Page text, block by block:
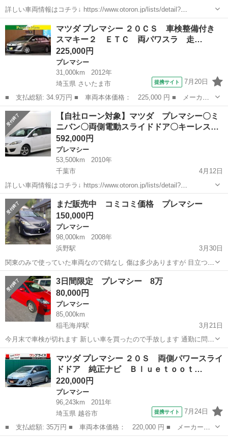
詳しい車両情報はコチラ↓ https://www.otoron.jp/lists/detail?
carno=043482 ※売約済みの場合表示されません ※記載の金額は現金
一括払いの金額です 信用機関を通さな...
千葉 千葉市 プレマシー
マツダ プレマシー ２０ＣＳ 車検整備付き
スマキー２ ＥＴＣ 両パワスラ 走…
225,000円
プレマシー
31,000km
2012年
埼玉県 さいたま市
提携サイト 7月20日
■ 支払総額: 34.9万円 ■ 車両本体価格： 225,000 円 ■ メーカー
名： マツダ ■ 車種名： プレマシー ■ グレード名： ２０Ｃ
Ｓ 車検整備付き スマキー２ ＥＴＣ 両パワスラ 走行３１００
０キロ タイチ...
埼玉 さいたま市 プレマシー
【自社ローン対象】マツダ プレマシー〇ミ
ニバン〇両側電動スライドドア〇キーレス…
592,000円
プレマシー
53,500km
2010年
千葉市
4月12日
詳しい車両情報はコチラ↓ https://www.otoron.jp/lists/detail?
carno=044067 ※売約済みの場合表示されません ※記載の金額は現金
一括払いの金額です 信用機関を通さな...
千葉 千葉市 プレマシー
まだ販売中 コミコミ価格 プレマシー
150,000円
プレマシー
98,000km
2008年
浜野駅
3月30日
関東のみで使っていた車両なので錆なし 傷は多少ありますが 目立つも
のはほとんどないと思います。 車検は今年の8月までです。 両側電動
スライドドア 純正etc 後付けバックモニター付き トノカバー付き タイ
ヤの山が残...
千葉 千葉市 浜野駅 プレマシー 車両
3日間限定 プレマシー 8万
80,000円
プレマシー
85,000km
稲毛海岸駅
3月21日
今月末で車検が切れます 新しい車を買ったので手放します 通勤に問題
なく使っていました 距離は85000くらいですが 中古のためノークレー
ムノーリターンでお願いします
千葉 千葉市 稲毛海岸駅 距離
マツダ プレマシー ２０Ｓ 両側パワースライ
ドドア 純正ナビ Ｂｌｕｅｔｏｏｔ…
220,000円
プレマシー
96,243km
2011年
埼玉県 越谷市
提携サイト 7月24日
■ 支払総額: 35万円 ■ 車両本体価格： 220,000 円 ■ メーカー